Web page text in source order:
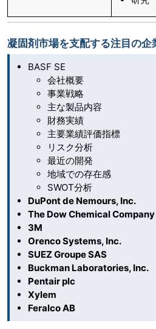
凝固剤市場を支配する注目の企
BASF SE
会社概要
事業戦略
主な製品内容
財務実績
主要業績評価指標
リスク分析
最近の開発
地域での存在感
SWOT分析
DuPont de Nemours, Inc.
The Dow Chemical Company
3M
Orenco Systems, Inc.
SUEZ Groupe SAS
Buckman Laboratories, Inc.
Pentair plc
Xylem
Feralco AB